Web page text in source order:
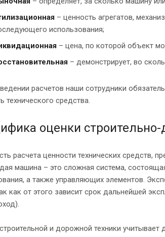
– ценность агрегатов,
использования;
– цена, по которой объект
– демонстрирует, во
расчетов наши сотрудники
технического средства.
оценки
расчета ценности технических средств,
машина – это сложная система,
а также управляющих элементов.
как от этого зависит срок дальнейшей
и дорожной техники учитывает